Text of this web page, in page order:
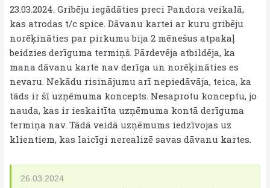
23.03.2024. Gribēju iegādāties preci Pandora veikalā,
kas atrodas t/c spice. Dāvanu kartei ar kuru gribēju
norēķināties par pirkumu bija 2 mēnešus atpakaļ
beidzies derīguma termiņš. Pārdevēja atbildēja, ka
mana dāvanu karte nav derīga un norēķināties es
nevaru. Nekādu risinājumu arī nepiedāvāja, teica, ka
tāds ir šī uzņēmuma koncepts. Nesaprotu konceptu, jo
nauda, kas ir ieskaitīta uzņēmuma kontā derīguma
termiņa nav. Tādā veidā uzņēmums iedzīvojas uz
klientiem, kas laicīgi nerealizē savas dāvanu kartes.
26.03.2024